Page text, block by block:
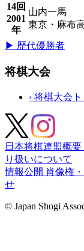
14回
2001
年
山内一馬
東京・麻布
▶ 歴代優勝者
将棋大会
› 将棋大会
日本将棋連盟概要
り扱いについて
情報公開 肖像権
せ
© Japan Shogi